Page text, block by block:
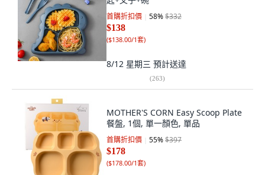
首購折扣價 58%$332
$138
($138.00/1套)
8/12 星期三 預計送達
(263)
MOTHER'S CORN Easy Scoop Plate
餐盤, 1個, 單一顏色, 單品
首購折扣價 55%$397
$178
($178.00/1套)